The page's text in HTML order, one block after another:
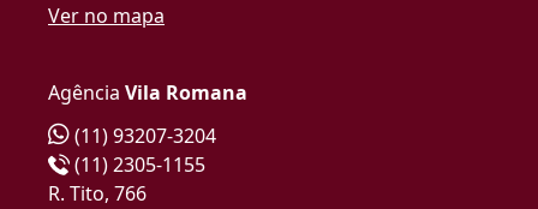
Ver no mapa
Agência Vila Romana
(11) 93207-3204
(11) 2305-1155
R. Tito, 766